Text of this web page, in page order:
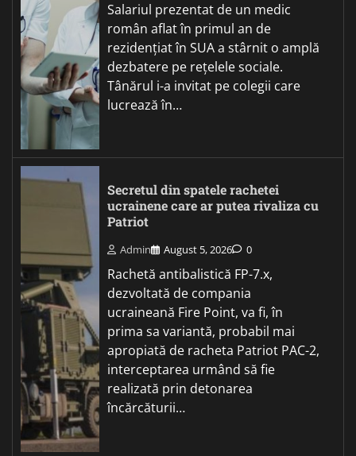
Salariul prezentat de un medic
român aflat în primul an de
rezidențiat în SUA a stârnit o amplă
dezbatere pe rețelele sociale.
Tânărul i-a invitat pe colegii care
lucrează în…
Secretul din spatele rachetei
ucrainene care ar putea rivaliza cu
Patriot
Admin August 5, 2026 0
Rachetă antibalistică FP-7.x,
dezvoltată de compania
ucraineană Fire Point, va fi, în
prima sa variantă, probabil mai
apropiată de racheta Patriot PAC-2,
interceptarea urmând să fie
realizată prin detonarea
încărcăturii…